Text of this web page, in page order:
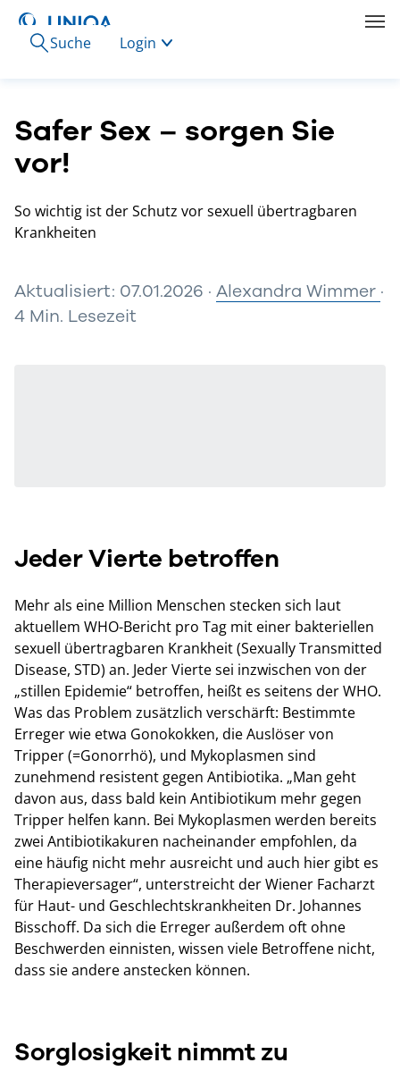
Suche Login
Safer Sex – sorgen Sie
vor!
So wichtig ist der Schutz vor sexuell übertragbaren
Krankheiten
Aktualisiert: 07.01.2026 · Alexandra Wimmer ·
4 Min. Lesezeit
Jeder Vierte betroffen
Mehr als eine Million Menschen stecken sich laut
aktuellem WHO-Bericht pro Tag mit einer bakteriellen
sexuell übertragbaren Krankheit (Sexually Transmitted
Disease, STD) an. Jeder Vierte sei inzwischen von der
„stillen Epidemie“ betroffen, heißt es seitens der WHO.
Was das Problem zusätzlich verschärft: Bestimmte
Erreger wie etwa Gonokokken, die Auslöser von
Tripper (=Gonorrhö), und Mykoplasmen sind
zunehmend resistent gegen Antibiotika. „Man geht
davon aus, dass bald kein Antibiotikum mehr gegen
Tripper helfen kann. Bei Mykoplasmen werden bereits
zwei Antibiotikakuren nacheinander empfohlen, da
eine häufig nicht mehr ausreicht und auch hier gibt es
Therapieversager“, unterstreicht der Wiener Facharzt
für Haut- und Geschlechtskrankheiten Dr. Johannes
Bisschoff. Da sich die Erreger außerdem oft ohne
Beschwerden einnisten, wissen viele Betroffene nicht,
dass sie andere anstecken können.
Sorglosigkeit nimmt zu